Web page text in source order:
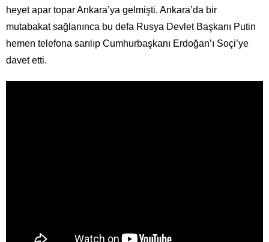
heyet apar topar Ankara’ya gelmişti. Ankara’da bir
mutabakat sağlanınca bu defa Rusya Devlet Başkanı Putin
hemen telefona sarılıp Cumhurbaşkanı Erdoğan’ı Soçi’ye
davet etti.